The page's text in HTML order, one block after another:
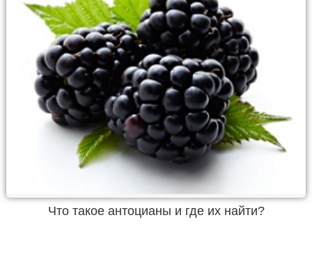
Что такое антоцианы и где их найти?